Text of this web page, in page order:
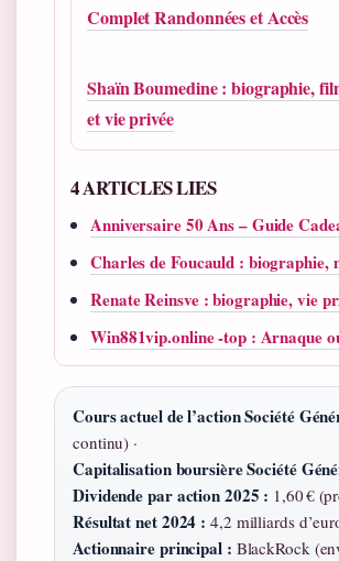
Complet Randonnées et Accès
Shaïn Boumedine : biographie,
et vie privée
4 ARTICLES LIES
Anniversaire 50 Ans – Guide
Charles de Foucauld : biographie,
Renate Reinsve : biographie, vie
Win881vip.online -top : Arnaque
Cours actuel de l’action Société
continu) ·
Capitalisation boursière Société
Dividende par action 2025 : 1,60 €
Résultat net 2024 : 4,2 milliards
Actionnaire principal : BlackRock